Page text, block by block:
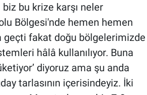
biz bu krize karşı neler
Bölgesi'nde hemen hemen
geçti fakat doğu bölgelerimizde
hâlâ kullanılıyor. Buna
diyoruz ama şu anda
tarlasının içerisindeyiz. İki